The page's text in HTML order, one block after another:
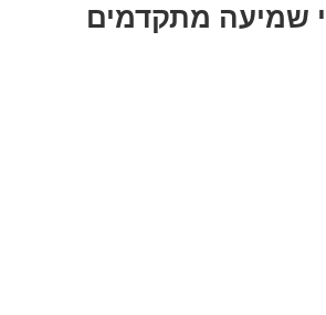
שמיעה מתקדמים